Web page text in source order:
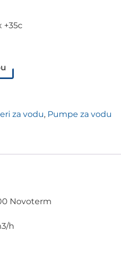
+35c
za vodu, Pumpe za vodu
Novoterm
h